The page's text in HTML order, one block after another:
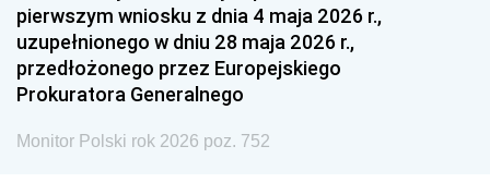
pierwszym wniosku z dnia 4 maja 2026 r.,
uzupełnionego w dniu 28 maja 2026 r.,
przedłożonego przez Europejskiego
Prokuratora Generalnego
Monitor Polski rok 2026 poz. 752